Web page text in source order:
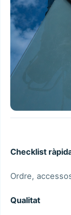
Checklist
Ordre,
Qualitat